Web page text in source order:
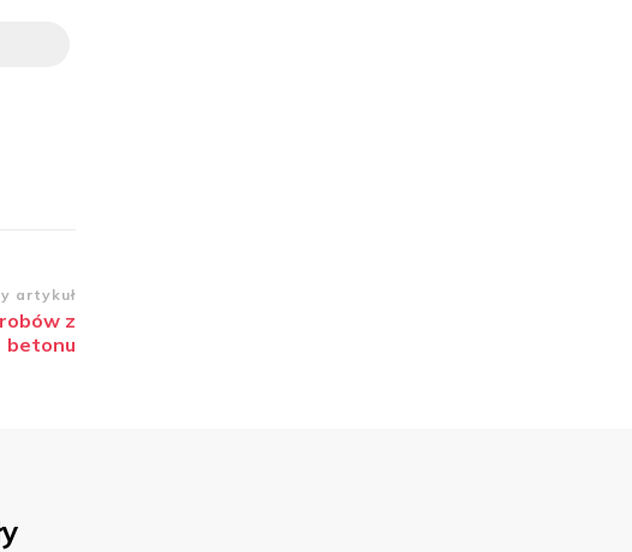
artykuł
z
betonu